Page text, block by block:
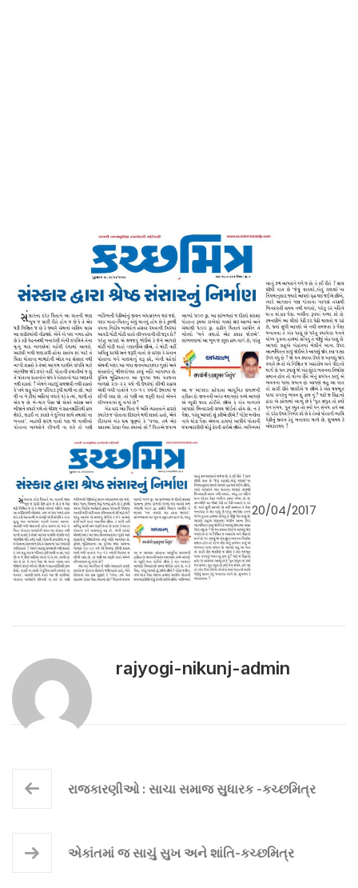
20/04/2017
rajyogi-nikunj-admin
રાજકારણીઓ : સાચા સમાજ સુધારક -કચ્છમિત્ર
એકાંતમાં જ સાચું સુખ અને શાંતિ-કચ્છમિત્ર